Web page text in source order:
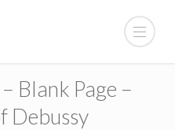
Blank Page –
Debussy